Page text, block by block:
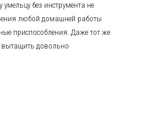
без инструмента не
любой домашней работы
приспособления. Даже тот же
довольно